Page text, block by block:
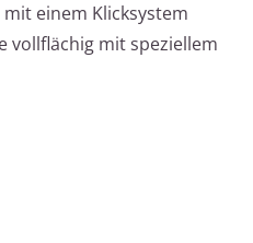
einem Klicksystem
vollflächig mit speziellem